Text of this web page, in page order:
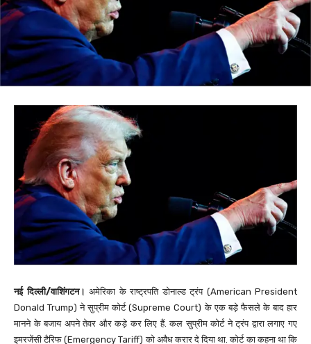
नई दिल्ली/वाशिंगटन। अमेरिका के राष्ट्रपति डोनाल्ड ट्रंप (American President
Donald Trump) ने सुप्रीम कोर्ट (Supreme Court) के एक बड़े फैसले के बाद हार
मानने के बजाय अपने तेवर और कड़े कर लिए हैं. कल सुप्रीम कोर्ट ने ट्रंप द्वारा लगाए गए
इमरजेंसी टैरिफ (Emergency Tariff) को अवैध करार दे दिया था. कोर्ट का कहना था कि